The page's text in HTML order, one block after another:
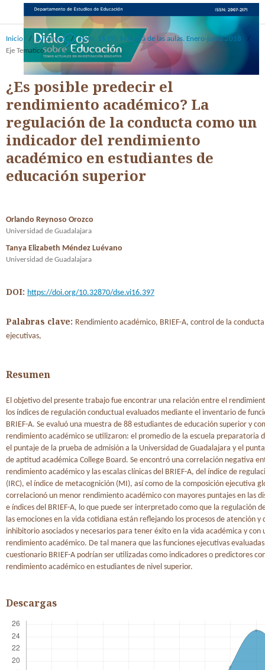
Inicio / Archivos / Núm. 16 (9): Más allá de las aulas. Enero-junio 2018
/
Eje Tematico
¿Es posible predecir el
rendimiento académico? La
regulación de la conducta como un
indicador del rendimiento
académico en estudiantes de
educación superior
Orlando Reynoso Orozco
Universidad de Guadalajara
Tanya Elizabeth Méndez Luévano
Universidad de Guadalajara
DOI: https://doi.org/10.32870/dse.vi16.397
Palabras clave: Rendimiento académico, BRIEF-A, control de la
ejecutivas,
Resumen
El objetivo del presente trabajo fue encontrar una relación entre el
los índices de regulación conductual evaluados mediante el inventario de
BRIEF-A. Se evaluó una muestra de 88 estudiantes de educación superior y
rendimiento académico se utilizaron: el promedio de la escuela preparatoria
el puntaje de la prueba de admisión a la Universidad de Guadalajara y el
de aptitud académica College Board. Se encontró una correlación negativa
rendimiento académico y las escalas clínicas del BRIEF-A, del índice de
(IRC), el índice de metacognición (MI), así como de la composición ejecutiva
correlacionó un menor rendimiento académico con mayores puntajes en las
e índices del BRIEF-A, lo que puede ser interpretado como que la regulación
las emociones en la vida cotidiana están reflejando los procesos de atención y
inhibitorio asociados y necesarios para tener éxito en la vida académica y con
rendimiento académico. De tal manera que las funciones ejecutivas
cuestionario BRIEF-A podrían ser utilizadas como indicadores o predictores
rendimiento académico en estudiantes de nivel superior.
Descargas